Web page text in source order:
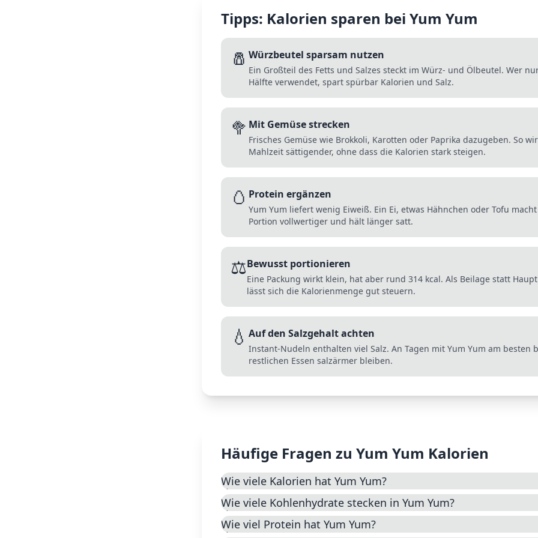
Tipps: Kalorien sparen bei Yum Yum
🧂 Würzbeutel sparsam nutzen
Ein Großteil des Fetts und Salzes steckt im Würz- und Ölbeutel. Wer
Hälfte verwendet, spart spürbar Kalorien und Salz.
🥦 Mit Gemüse strecken
Frisches Gemüse wie Brokkoli, Karotten oder Paprika dazugeben. So
Mahlzeit sättigender, ohne dass die Kalorien stark steigen.
🥚 Protein ergänzen
Yum Yum liefert wenig Eiweiß. Ein Ei, etwas Hähnchen oder Tofu
Portion vollwertiger und hält länger satt.
⚖️Bewusst portionieren
Eine Packung wirkt klein, hat aber rund 314 kcal. Als Beilage statt
lässt sich die Kalorienmenge gut steuern.
💧 Auf den Salzgehalt achten
Instant-Nudeln enthalten viel Salz. An Tagen mit Yum Yum am besten
restlichen Essen salzärmer bleiben.
Häufige Fragen zu Yum Yum Kalorien
Wie viele Kalorien hat Yum Yum?
Wie viele Kohlenhydrate stecken in Yum Yum?
Wie viel Protein hat Yum Yum?